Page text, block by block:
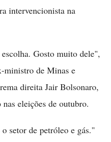
intervencionista na
Gosto muito dele",
ministro de Minas e
direita Jair Bolsonaro,
eleições de outubro.
setor de petróleo e gás."